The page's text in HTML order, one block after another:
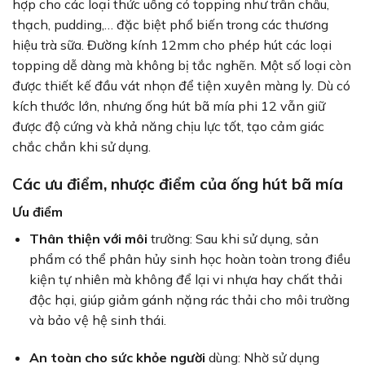
hợp cho các loại thức uống có topping như trân châu,
thạch, pudding,… đặc biệt phổ biến trong các thương
hiệu trà sữa. Đường kính 12mm cho phép hút các loại
topping dễ dàng mà không bị tắc nghẽn. Một số loại còn
được thiết kế đầu vát nhọn để tiện xuyên màng ly. Dù có
kích thước lớn, nhưng ống hút bã mía phi 12 vẫn giữ
được độ cứng và khả năng chịu lực tốt, tạo cảm giác
chắc chắn khi sử dụng.
Các ưu điểm, nhược điểm của ống hút bã mía
Ưu điểm
Thân thiện với môi trường: Sau khi sử dụng, sản
phẩm có thể phân hủy sinh học hoàn toàn trong điều
kiện tự nhiên mà không để lại vi nhựa hay chất thải
độc hại, giúp giảm gánh nặng rác thải cho môi trường
và bảo vệ hệ sinh thái.
An toàn cho sức khỏe người dùng: Nhờ sử dụng